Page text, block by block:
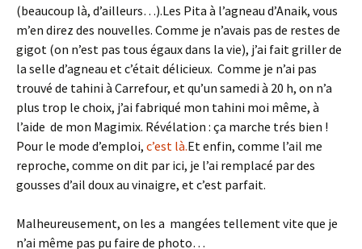
(beaucoup là, d’ailleurs…).Les Pita à l’agneau d’Anaik, vous
m’en direz des nouvelles. Comme je n’avais pas de restes de
gigot (on n’est pas tous égaux dans la vie), j’ai fait griller de
la selle d’agneau et c’était délicieux. Comme je n’ai pas
trouvé de tahini à Carrefour, et qu’un samedi à 20 h, on n’a
plus trop le choix, j’ai fabriqué mon tahini moi même, à
l’aide de mon Magimix. Révélation : ça marche trés bien !
Pour le mode d’emploi, c’est là.Et enfin, comme l’ail me
reproche, comme on dit par ici, je l’ai remplacé par des
gousses d’ail doux au vinaigre, et c’est parfait.
Malheureusement, on les a mangées tellement vite que je
n’ai même pas pu faire de photo…